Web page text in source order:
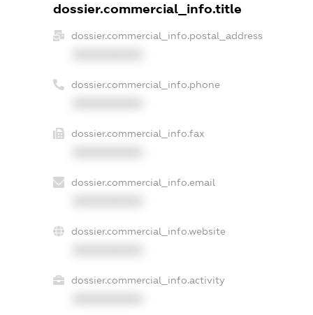
dossier.commercial_info.title
dossier.commercial_info.postal_address
dossier.commercial_info.phone
dossier.commercial_info.fax
dossier.commercial_info.email
dossier.commercial_info.website
dossier.commercial_info.activity